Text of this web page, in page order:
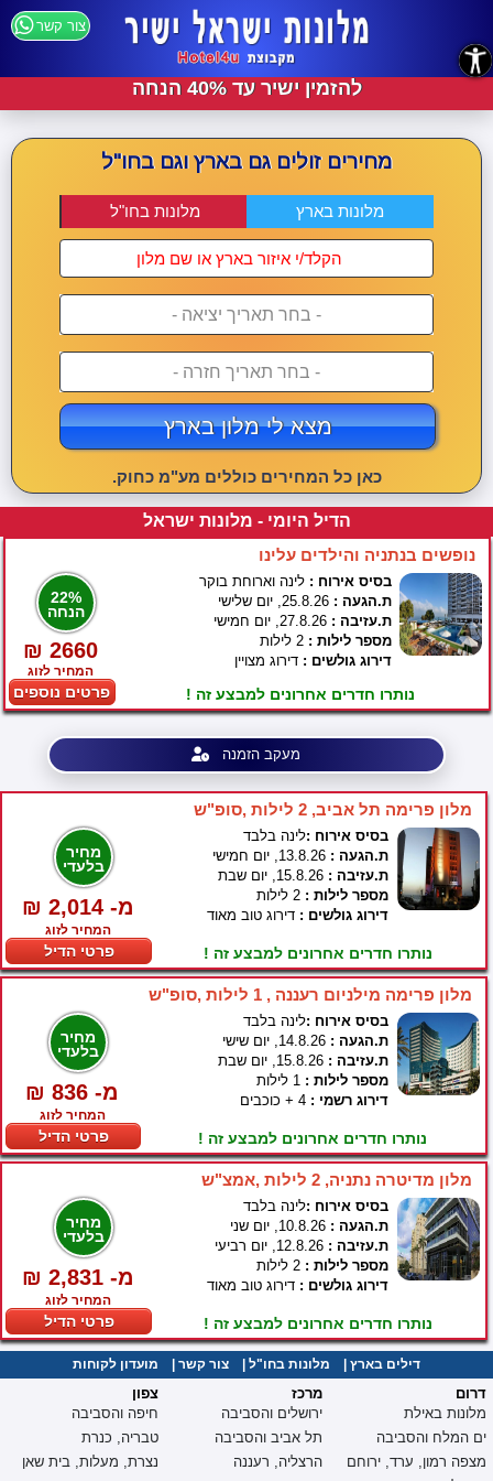
להזמין ישיר עד 40% הנחה
צור קשר
מחירים זולים גם בארץ וגם בחו"ל
מלונות בחו"ל מלונות בארץ
- בחר תאריך יציאה -
- בחר תאריך חזרה -
מצא לי מלון בארץ
כאן כל המחירים כוללים מע"מ כחוק.
הדיל היומי - מלונות ישראל
נופשים בנתניה והילדים עלינו
22%
הנחה
₪ 2660
המחיר לזוג
פרטים נוספים
בסיס אירוח : לינה וארוחת בוקר
ת.הגעה : 25.8.26, יום שלישי
ת.עזיבה : 27.8.26, יום חמישי
מספר לילות : 2 לילות
דירוג גולשים : דירוג מצויין
נותרו חדרים אחרונים למבצע זה !
מעקב הזמנה
מלון פרימה תל אביב, 2 לילות ,סופ"ש
מחיר
בלעדי
₪ 2,014 -מ
המחיר לזוג
פרטי הדיל
בסיס אירוח :לינה בלבד
ת.הגעה :
ת.עזיבה :
מספר לילות :
דירוג גולשים : דירוג טוב מאוד
נותרו חדרים אחרונים למבצע זה !
מלון פרימה מילניום רעננה , 1 לילות ,סופ"ש
מחיר
בלעדי
₪ 836 -מ
המחיר לזוג
פרטי הדיל
בסיס אירוח :לינה בלבד
ת.הגעה :
ת.עזיבה :
מספר לילות :
דירוג רשמי :
נותרו חדרים אחרונים למבצע זה !
מלון מדיטרה נתניה, 2 לילות ,אמצ"ש
מחיר
בלעדי
₪ 2,831 -מ
המחיר לזוג
פרטי הדיל
בסיס אירוח :לינה בלבד
ת.הגעה :
ת.עזיבה :
מספר לילות :
דירוג גולשים : דירוג טוב מאוד
נותרו חדרים אחרונים למבצע זה !
דילים בארץ מלונות בחו"ל צור קשר מועדון לקוחות
צפון
חיפה והסביבה
טבריה, כנרת
נצרת, מעלות, בית שאן
מרכז
ירושלים והסביבה
תל אביב והסביבה
הרצליה, רעננה
דרום
מלונות באילת
ים המלח והסביבה
מצפה רמון, ערד, ירוחם
נגישות